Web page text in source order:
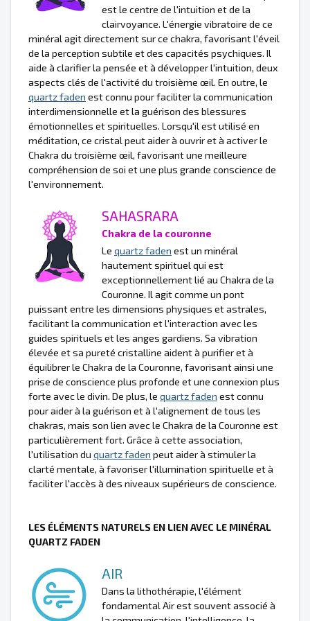
est le centre de l'intuition et de la
clairvoyance. L'énergie vibratoire de ce
minéral agit directement sur ce chakra, favorisant l'éveil
de la perception subtile et des capacités psychiques. Il
aide à clarifier la pensée et à développer l'intuition, deux
aspects clés de l'activité du troisième œil. En outre, le
quartz faden est connu pour faciliter la communication
interdimensionnelle et la guérison des blessures
émotionnelles et spirituelles. Lorsqu'il est utilisé en
méditation, ce cristal peut aider à ouvrir et à activer le
Chakra du troisième œil, favorisant une meilleure
compréhension de soi et une plus grande conscience de
l'environnement.
SAHASRARA
Chakra de la couronne
Le quartz faden est un minéral
hautement spirituel qui est
exceptionnellement lié au Chakra de la
Couronne. Il agit comme un pont
puissant entre les dimensions physiques et astrales,
facilitant la communication et l'interaction avec les
guides spirituels et les anges gardiens. Sa vibration
élevée et sa pureté cristalline aident à purifier et à
équilibrer le Chakra de la Couronne, favorisant ainsi une
prise de conscience plus profonde et une connexion plus
forte avec le divin. De plus, le quartz faden est connu
pour aider à la guérison et à l'alignement de tous les
chakras, mais son lien avec le Chakra de la Couronne est
particulièrement fort. Grâce à cette association,
l'utilisation du quartz faden peut aider à stimuler la
clarté mentale, à favoriser l'illumination spirituelle et à
faciliter l'accès à des niveaux supérieurs de conscience.
LES ÉLÉMENTS NATURELS EN LIEN AVEC LE MINÉRAL
QUARTZ FADEN
AIR
Dans la lithothérapie, l'élément
fondamental Air est souvent associé à